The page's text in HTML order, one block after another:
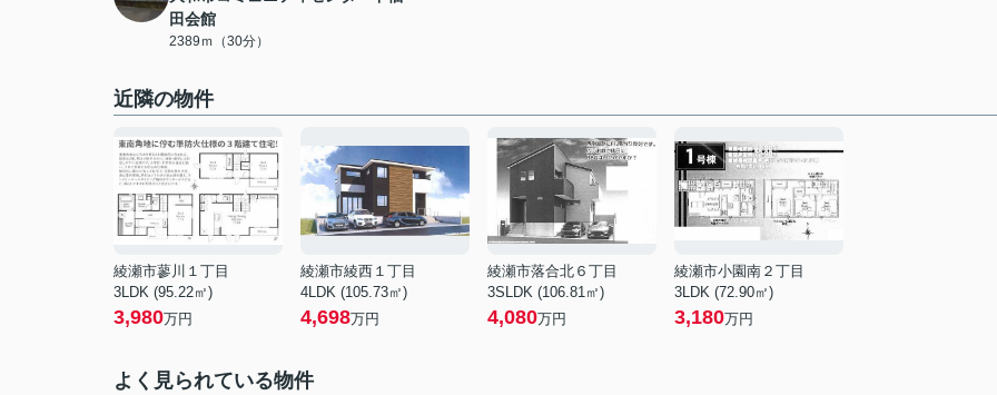
田会館
2389ｍ（30分）
近隣の物件
綾瀬市蓼川１丁目
3LDK (95.22㎡)
3,980万円
綾瀬市綾西１丁目
4LDK (105.73㎡)
4,698万円
綾瀬市落合北６丁目
3SLDK (106.81㎡)
4,080万円
綾瀬市小園南２丁目
3LDK (72.90㎡)
3,180万円
よく見られている物件